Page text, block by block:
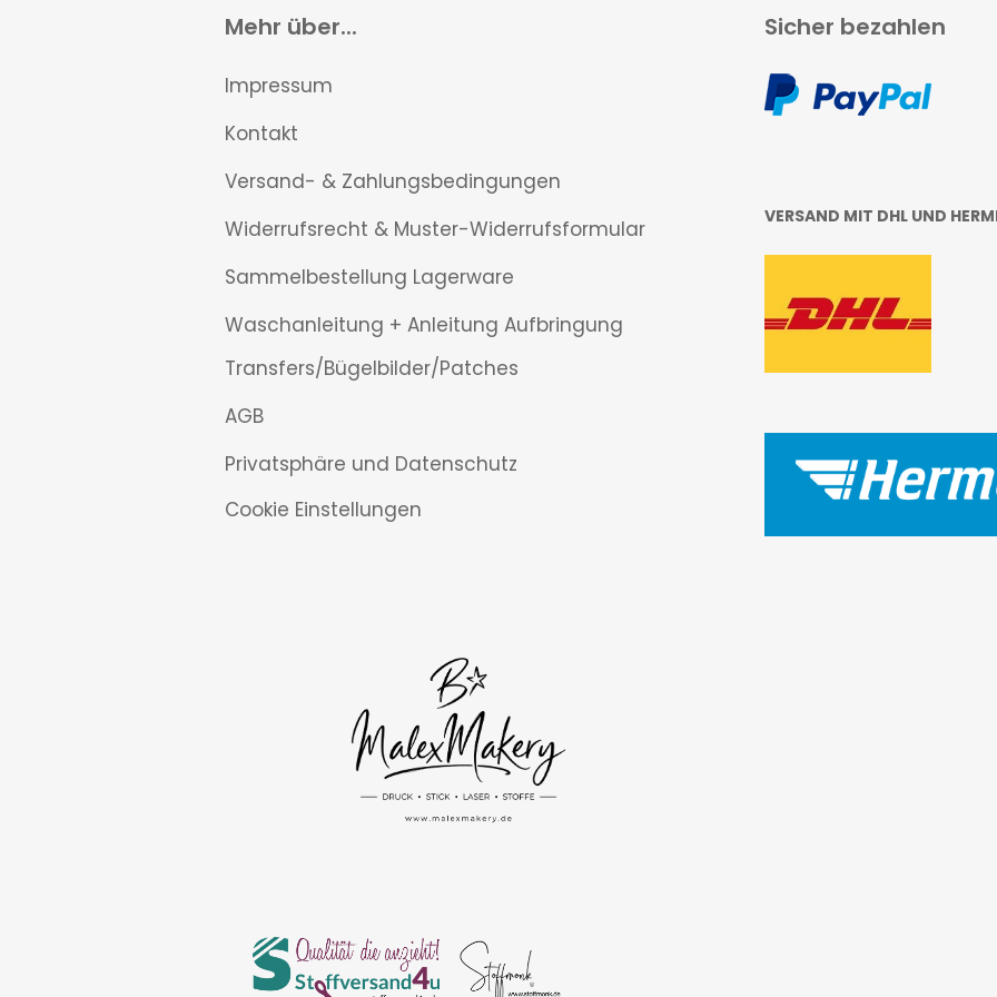
Mehr über...
Impressum
Kontakt
Versand- & Zahlungsbedingungen
Widerrufsrecht & Muster-Widerrufsformular
Sammelbestellung Lagerware
Waschanleitung + Anleitung Aufbringung
Transfers/Bügelbilder/Patches
AGB
Privatsphäre und Datenschutz
Cookie Einstellungen
Sicher bezahlen
VERSAND MIT DHL UND